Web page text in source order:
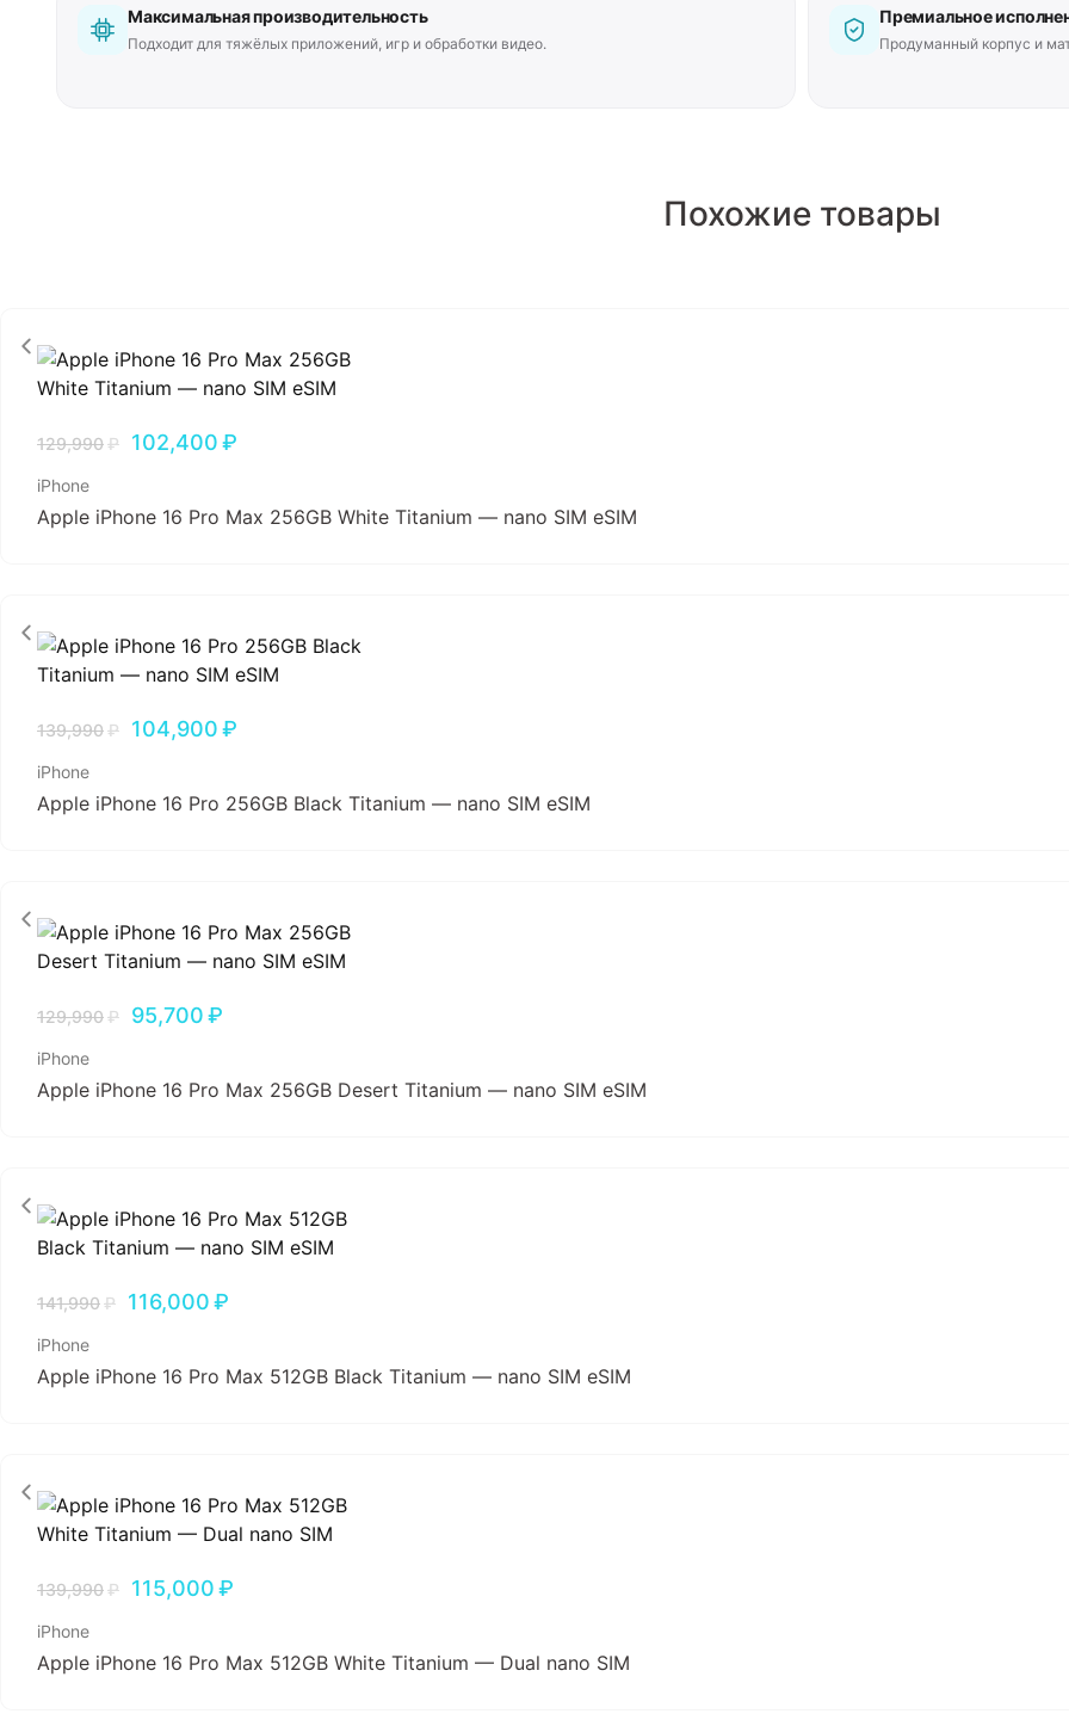
Максимальная производительность
Подходит для тяжёлых приложений, игр и обработки видео.
Премиальное
Продуманный корпус и
Похожие товары
129,990₽ 102,400₽
iPhone
Apple iPhone 16 Pro Max 256GB White Titanium — nano SIM eSIM
139,990₽ 104,900₽
iPhone
Apple iPhone 16 Pro 256GB Black Titanium — nano SIM eSIM
129,990₽ 95,700₽
iPhone
Apple iPhone 16 Pro Max 256GB Desert Titanium — nano SIM eSIM
141,990₽ 116,000₽
iPhone
Apple iPhone 16 Pro Max 512GB Black Titanium — nano SIM eSIM
139,990₽ 115,000₽
iPhone
Apple iPhone 16 Pro Max 512GB White Titanium — Dual nano SIM